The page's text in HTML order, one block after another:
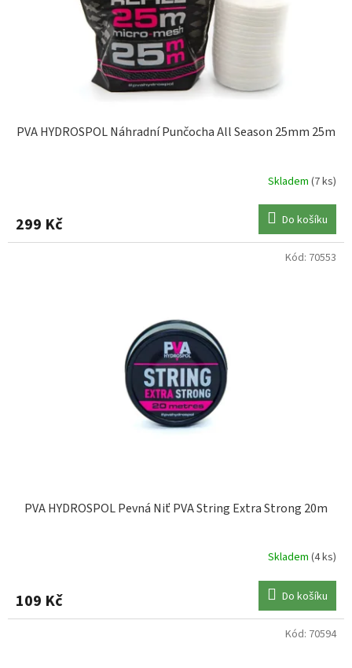
PVA HYDROSPOL Náhradní Punčocha All Season 25mm 25m
Skladem (7 ks)
299 Kč Do košíku
PVA HYDROSPOL Pevná Niť PVA String Extra Strong 20m
Skladem (4 ks)
109 Kč Do košíku
Kód: 70553
Kód: 70594